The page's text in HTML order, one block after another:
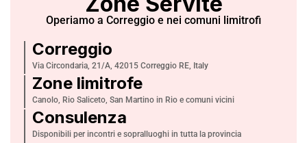
Operiamo a Correggio e nei comuni limitrofi
Correggio
Via Circondaria, 21/A, 42015 Correggio RE, Italy
Zone limitrofe
Canolo, Rio Saliceto, San Martino in Rio e comuni vicini
Consulenza
Disponibili per incontri e sopralluoghi in tutta la provincia